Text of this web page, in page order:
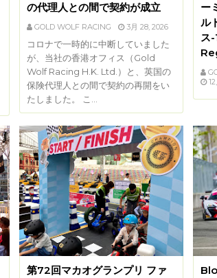
の代理人との間で契約が成立
GOLD WOLF RACING 3月 28, 2026
コロナで一時的に中断していました
が、当社の香港オフィス（Gold
Wolf Racing H.K. Ltd.）と、英国の
保険代理人との間で契約の再開をい
たしました。 こ…
ー
ル
ス
第72回マカオグランプリ ファ